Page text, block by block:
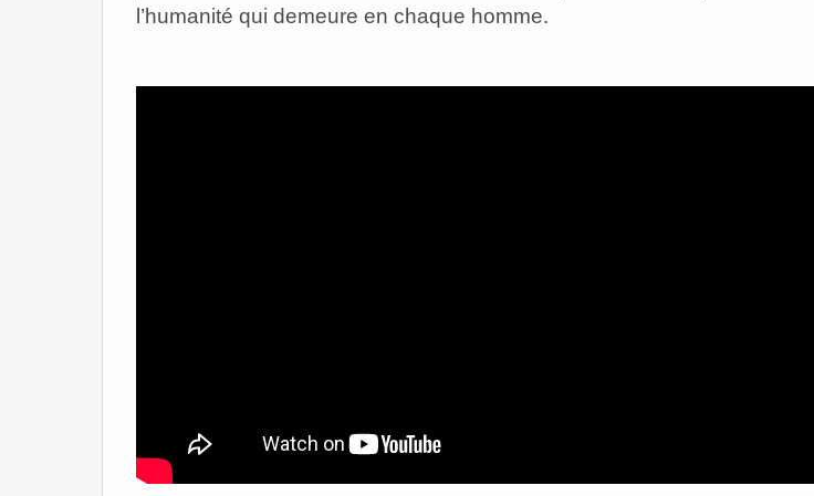
l’humanité qui demeure en chaque homme.